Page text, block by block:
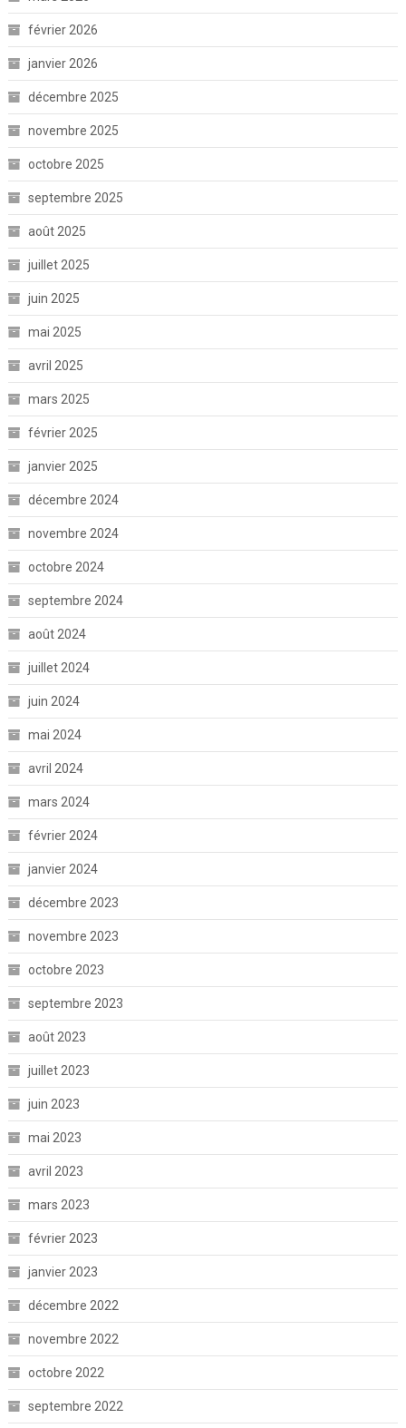
février 2026
janvier 2026
décembre 2025
novembre 2025
octobre 2025
septembre 2025
août 2025
juillet 2025
juin 2025
mai 2025
avril 2025
mars 2025
février 2025
janvier 2025
décembre 2024
novembre 2024
octobre 2024
septembre 2024
août 2024
juillet 2024
juin 2024
mai 2024
avril 2024
mars 2024
février 2024
janvier 2024
décembre 2023
novembre 2023
octobre 2023
septembre 2023
août 2023
juillet 2023
juin 2023
mai 2023
avril 2023
mars 2023
février 2023
janvier 2023
décembre 2022
novembre 2022
octobre 2022
septembre 2022